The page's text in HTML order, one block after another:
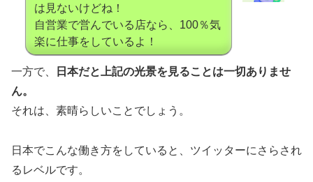
は見ないけどね！
自営業で営んでいる店なら、100％気
楽に仕事をしているよ！
一方で、
日本だと上記の光景を見ることは一切ありませ
ん。
それは、素晴らしいことでしょう。
日本でこんな働き方をしていると、ツイッターにさらされ
るレベルです。